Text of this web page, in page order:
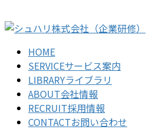
ン
ビ
HOME
SERVICEサービス案内
LIBRARYライブラリ
ABOUT会社情報
RECRUIT採用情報
CONTACTお問い合わせ